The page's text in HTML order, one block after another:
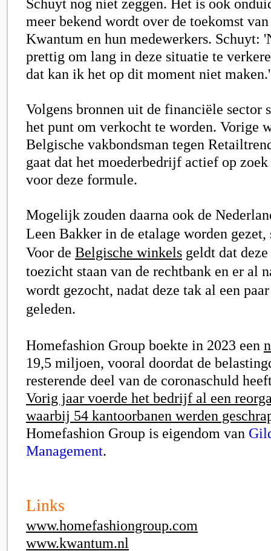
Schuyt nog niet zeggen. Het is ook
meer bekend wordt over de toekomst
Kwantum en hun medewerkers. Schuyt:
prettig om lang in deze situatie te
dat kan ik het op dit moment niet maken.'
Volgens bronnen uit de financiële sector
het punt om verkocht te worden. Vorige
Belgische vakbondsman tegen
gaat dat het moederbedrijf actief op
voor deze formule.
Mogelijk zouden daarna ook de
Leen Bakker in de etalage worden
Voor de Belgische winkels geldt dat
toezicht staan van de rechtbank en er al
wordt gezocht, nadat deze tak al een
geleden.
Homefashion Group boekte in 2023 een
19,5 miljoen, vooral doordat de
resterende deel van de coronaschuld
Vorig jaar voerde het bedrijf al een
waarbij 54 kantoorbanen werden
Homefashion Group is eigendom van
Management.
Links
www.homefashiongroup.com
www.kwantum.nl